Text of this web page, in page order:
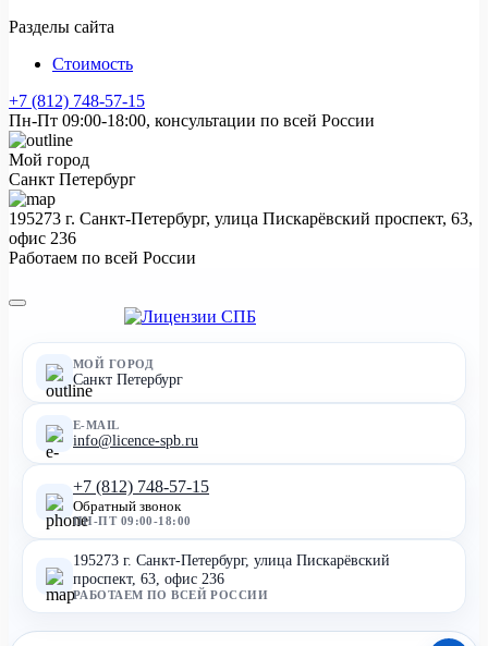
Разделы сайта
Стоимость
+7 (812) 748-57-15
Пн-Пт 09:00-18:00, консультации по всей России
Мой город
Санкт Петербург
195273 г. Санкт-Петербург, улица Пискарёвский проспект, 63,
офис 236
Работаем по всей России
МОЙ ГОРОД
Санкт Петербург
E-MAIL
info@licence-spb.ru
+7 (812) 748-57-15
Обратный звонок
ПН-ПТ 09:00-18:00
195273 г. Санкт-Петербург, улица Пискарёвский
проспект, 63, офис 236
РАБОТАЕМ ПО ВСЕЙ РОССИИ